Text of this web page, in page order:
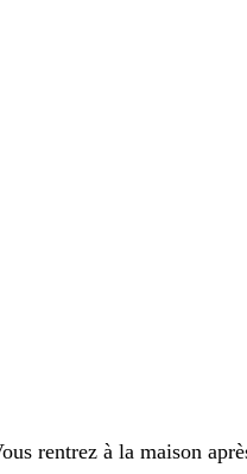
rentrez à la maison